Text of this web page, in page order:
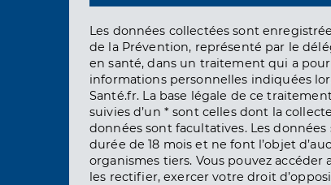
Les données collectées sont
de la Prévention, représenté par le
en santé, dans un traitement qui a
informations personnelles indiquées
Santé.fr. La base légale de ce
suivies d’un * sont celles dont la
données sont facultatives. Les
durée de 18 mois et ne font l’objet
organismes tiers. Vous pouvez
les rectifier, exercer votre droit